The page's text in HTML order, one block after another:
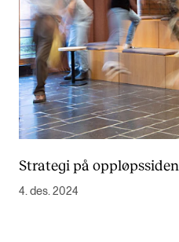
Strategi på oppløpssiden
4. des. 2024